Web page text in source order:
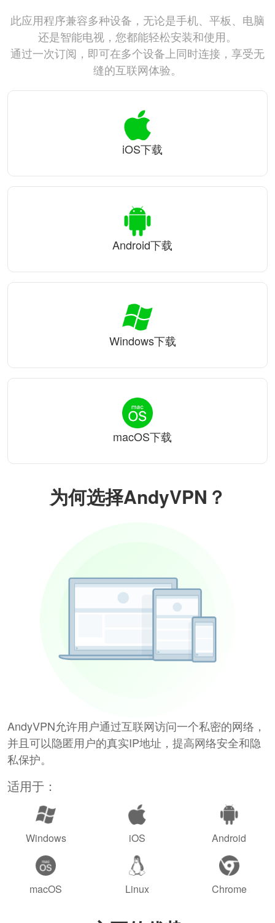
为何选择AndyVPN？
AndyVPN允许用户通过互联网访问一个私密的网络，
并且可以隐匿用户的真实IP地址，提高网络安全和隐
私保护。
适用于：
Windows iOS Android
macOS Linux Chrome
此应用程序兼容多种设备，无论是手机、平板、电脑
还是智能电视，您都能轻松安装和使用。
通过一次订阅，即可在多个设备上同时连接，享受无
缝的互联网体验。
iOS下载
Android下载
Windows下载
macOS下载